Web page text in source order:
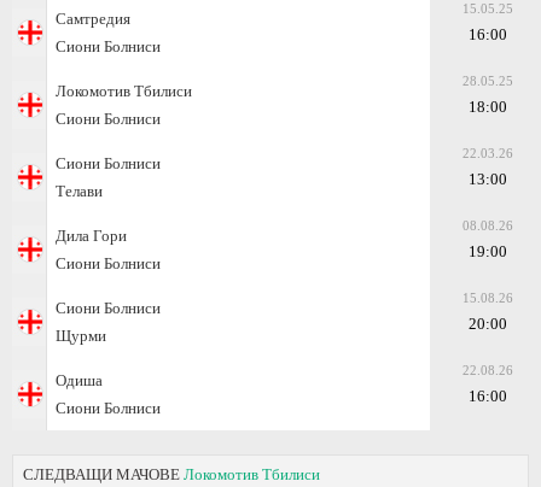
Самтредия
Сиони Болниси
15.05.25
16:00
Локомотив Тбилиси
Сиони Болниси
28.05.25
18:00
Сиони Болниси
Телави
22.03.26
13:00
Дила Гори
Сиони Болниси
08.08.26
19:00
Сиони Болниси
Щурми
15.08.26
20:00
Одиша
Сиони Болниси
22.08.26
16:00
СЛЕДВАЩИ МАЧОВЕ Локомотив Тбилиси